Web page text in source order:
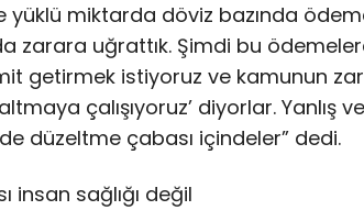
yüklü miktarda döviz bazında
zarara uğrattık. Şimdi bu
getirmek istiyoruz ve kamunun
çalışıyoruz’ diyorlar. Yanlış
düzeltme çabası içindeler” dedi.
insan sağlığı değil